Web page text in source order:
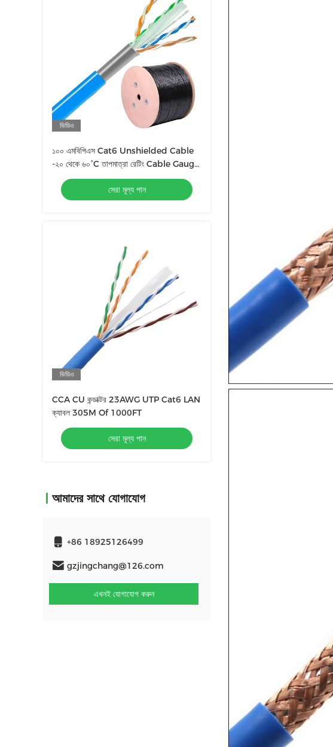
ভিডিও
১০০ এমবিপিএস Cat6 Unshielded Cable
-২০ থেকে ৬০°C তাপমাত্রা রেটিং Cable Gauge
23 AWG
সেরা মূল্য পান
ভিডিও
CCA CU কন্ডাক্টর 23AWG UTP Cat6 LAN
ক্যাবল 305M Of 1000FT
সেরা মূল্য পান
আমাদের সাথে যোগাযোগ
+86 18925126499
gzjingchang@126.com
এখনই যোগাযোগ করুন